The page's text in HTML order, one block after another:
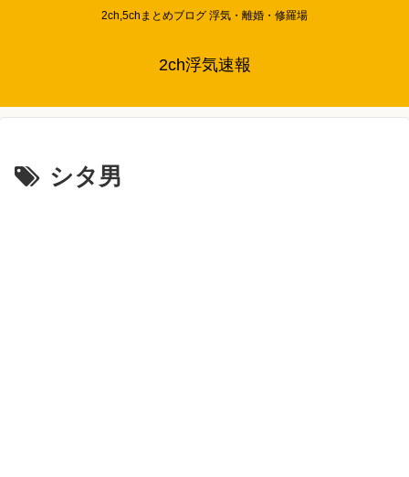
2ch,5chまとめブログ 浮気・離婚・修羅場
2ch浮気速報
シタ男